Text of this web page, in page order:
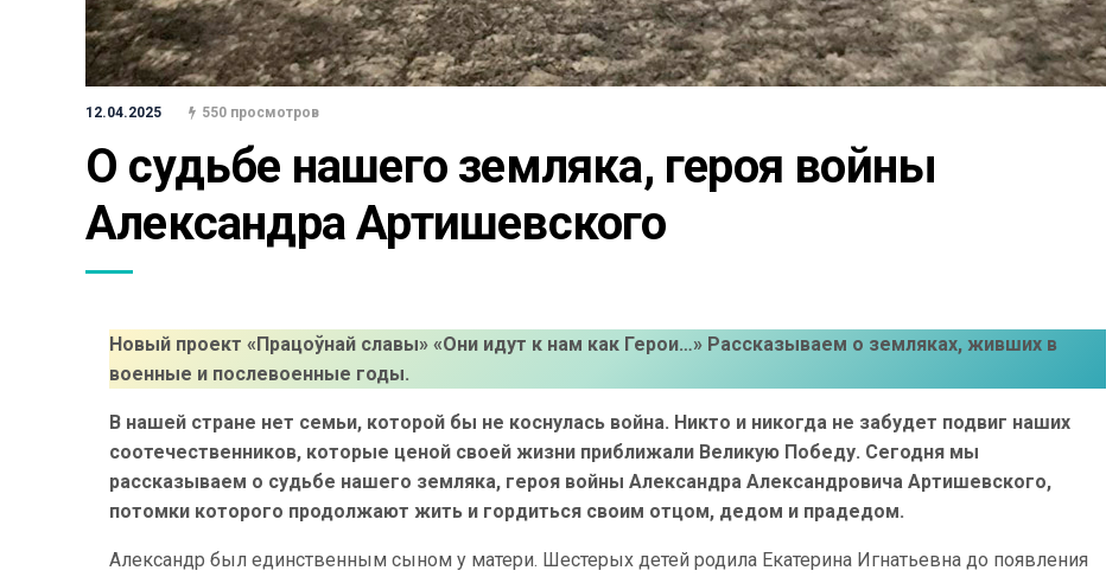
12.04.2025 550 просмотров
О судьбе нашего земляка, героя войны
Александра Артишевского
Новый проект «Працоўнай славы» «Они идут к нам как Герои…» Рассказываем о земляках, живших в
военные и послевоенные годы.
В нашей стране нет семьи, которой бы не коснулась война. Никто и никогда не забудет подвиг наших
соотечественников, которые ценой своей жизни приближали Великую Победу. Сегодня мы
рассказываем о судьбе нашего земляка, героя войны Александра Александровича Артишевского,
потомки которого продолжают жить и гордиться своим отцом, дедом и прадедом.
Александр был единственным сыном у матери. Шестерых детей родила Екатерина Игнатьевна до появления